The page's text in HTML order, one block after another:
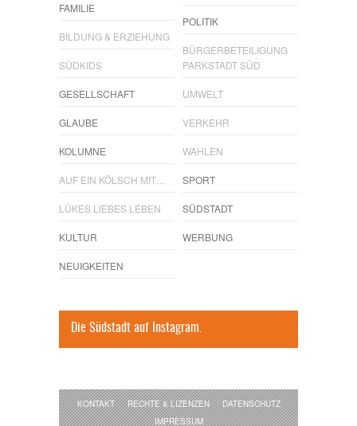
FAMILIE
BILDUNG & ERZIEHUNG
SÜDKIDS
GESELLSCHAFT
GLAUBE
KOLUMNE
AUF EIN KÖLSCH MIT…
LÜKES LIEBES LEBEN
KULTUR
NEUIGKEITEN
POLITIK
BÜRGERBETEILIGUNG
PARKSTADT SÜD
UMWELT
VERKEHR
WAHLEN
SPORT
SÜDSTADT
WERBUNG
Die Südstadt auf Instagram.
KONTAKT RECHTE & LIZENZEN
DATENSCHUTZ
IMPRESSUM